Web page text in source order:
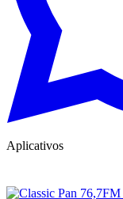
Aplicativos